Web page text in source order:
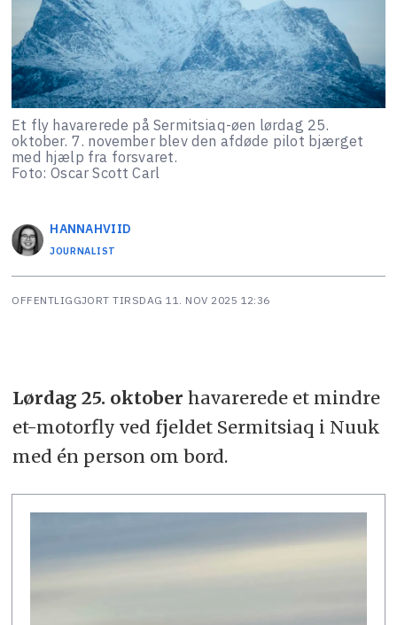
Et fly havarerede på Sermitsiaq-øen lørdag 25.
oktober. 7. november blev den afdøde pilot bjærget
med hjælp fra forsvaret.
Foto: Oscar Scott Carl
HANNAHVIID
JOURNALIST
OFFENTLIGGJORT TIRSDAG 11. NOV 2025 12:36
Lørdag 25. oktober havarerede et mindre
et-motorfly ved fjeldet Sermitsiaq i Nuuk
med én person om bord.